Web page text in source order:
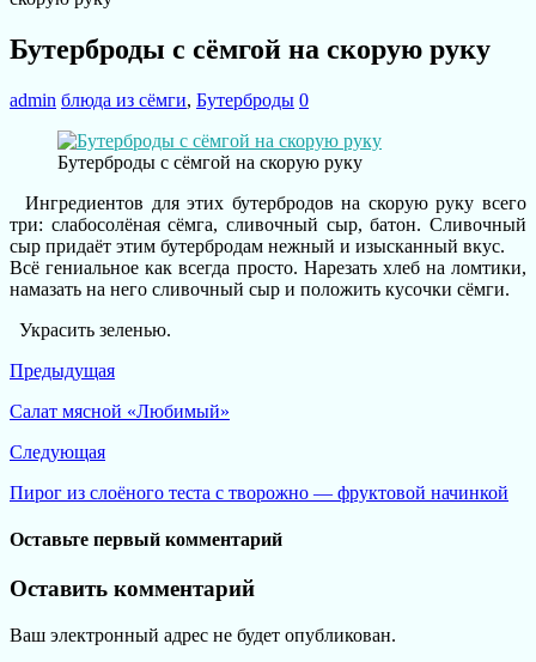
Бутерброды с сёмгой на скорую руку
admin блюда из сёмги, Бутерброды 0
Бутерброды с сёмгой на скорую руку
Ингредиентов для этих бутербродов на скорую руку всего
три: слабосолёная сёмга, сливочный сыр, батон. Сливочный
сыр придаёт этим бутербродам нежный и изысканный вкус.
Всё гениальное как всегда просто. Нарезать хлеб на ломтики,
намазать на него сливочный сыр и положить кусочки сёмги.
Украсить зеленью.
Предыдущая
Салат мясной «Любимый»
Следующая
Пирог из слоёного теста с творожно — фруктовой начинкой
Оставьте первый комментарий
Оставить комментарий
Ваш электронный адрес не будет опубликован.